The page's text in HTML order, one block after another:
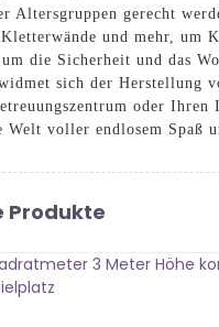
Altersgruppen gerecht
und mehr, um
die Sicherheit und das
sich der Herstellung
oder Ihren
Welt voller endlosem Spaß
Produkte